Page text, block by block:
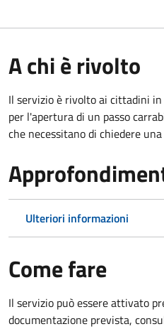
A chi è rivolto
Il servizio è rivolto ai cittadini
per l'apertura di un passo
che necessitano di chiedere
Ulteriori informazioni
Come fare
Il servizio può essere attivato
documentazione prevista,